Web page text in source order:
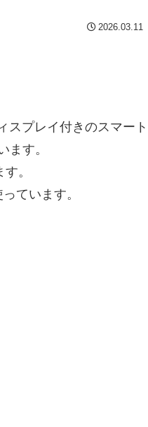
2026.03.11
スプレイ付きのスマート
ます。
。
ています。